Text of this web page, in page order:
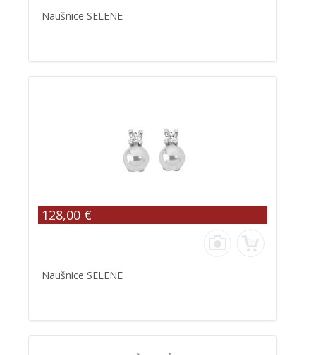
Naušnice SELENE
128,00 €
Naušnice SELENE